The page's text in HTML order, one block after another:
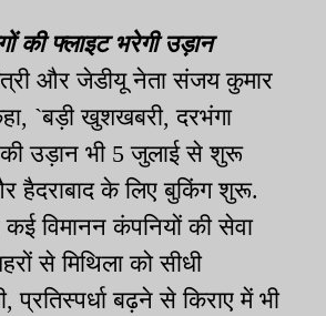
की फ्लाइट भरेगी उड़ान
और जेडीयू नेता संजय कुमार
`बड़ी खुशखबरी, दरभंगा
की उड़ान भी 5 जुलाई से शुरू
हैदराबाद के लिए बुकिंग शुरू.
कई विमानन कंपनियों की सेवा
से मिथिला को सीधी
प्रतिस्पर्धा बढ़ने से किराए में भी